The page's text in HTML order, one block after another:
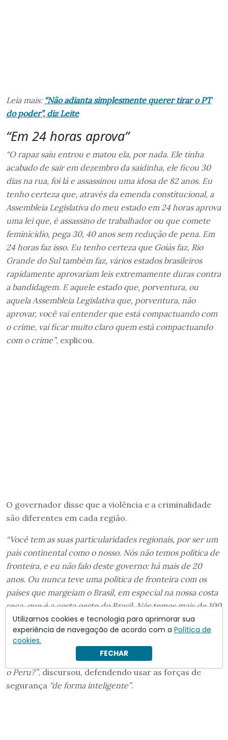
Leia mais: “Não adianta simplesmente querer tirar o PT
do poder”, diz Leite
“Em 24 horas aprova”
“O rapaz saiu entrou e matou ela, por nada. Ele tinha
acabado de sair em dezembro da saidinha, ele ficou 30
dias na rua, foi lá e assassinou uma idosa de 82 anos. Eu
tenho certeza que, através da emenda constitucional, a
Assembleia Legislativa do meu estado em 24 horas aprova
uma lei que, é assassino de trabalhador ou que comete
feminicídio, pega 30, 40 anos sem redução de pena. Em
24 horas faz isso. Eu tenho certeza que Goiás faz, Rio
Grande do Sul também faz, vários estados brasileiros
rapidamente aprovariam leis extremamente duras contra
a bandidagem. E aquele estado que, porventura, ou
aquela Assembleia Legislativa que, porventura, não
aprovar, você vai entender que está compactuando com
o crime, vai ficar muito claro quem está compactuando
com o crime”, explicou.
O governador disse que a violência e a criminalidade
são diferentes em cada região.
“Você tem as suas particularidades regionais, por ser um
país continental como o nosso. Nós não temos política de
fronteira, e eu não falo deste governo: há mais de 20
anos. Ou nunca teve uma política de fronteira com os
países que margeiam o Brasil, em especial na nossa costa
seca, que é a costa oeste do Brasil. Nós temos mais de 100
batalhões do Exército, a Marinha. Aeronáutica no centro
da cidade. Qual é a razão lógica para estar no centro de
São Paulo um batalhão do Exército em vez de estar na
fronteira com a Bolívia, em vez de estar na fronteira com
o Peru?”, discursou, defendendo usar as forças de
segurança “de forma inteligente”.
Utilizamos cookies e tecnologia para aprimorar sua
experiência de navegação de acordo com a Política de
cookies.
FECHAR